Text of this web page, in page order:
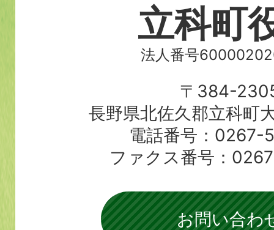
立科町
法人番号
〒384-
長野県北佐久郡立科町
電話番号：0267-
ファクス番号：
お問い合わ